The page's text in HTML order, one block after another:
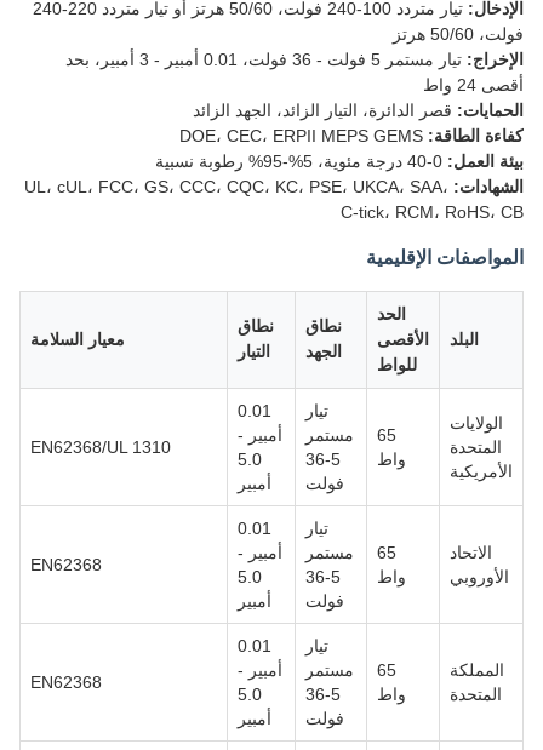
الإدخال:
تيار متردد 100-240 فولت، 50/60 هرتز أو تيار متردد 220-240
فولت، 50/60 هرتز
الإخراج:
تيار مستمر 5 فولت - 36 فولت، 0.01 أمبير - 3 أمبير، بحد
أقصى 24 واط
الحمايات: قصر الدائرة، التيار الزائد، الجهد الزائد
كفاءة الطاقة:
بيئة العمل:
الشهادات: UL، cUL، FCC، GS، CCC، CQC، KC، PSE، UKCA، SAA،
C-tick، RCM، RoHS، CB
المواصفات الإقليمية
البلد
الحد
الأقصى
للواط
نطاق
الجهد
نطاق
التيار
معيار السلامة
الولايات
المتحدة
الأمريكية
65
واط
تيار
مستمر
5-36
فولت
0.01
أمبير -
5.0
أمبير
EN62368/UL 1310
الاتحاد
الأوروبي
65
واط
تيار
مستمر
5-36
فولت
0.01
أمبير -
5.0
أمبير
EN62368
المملكة
المتحدة
65
واط
تيار
مستمر
5-36
فولت
0.01
أمبير -
5.0
أمبير
EN62368